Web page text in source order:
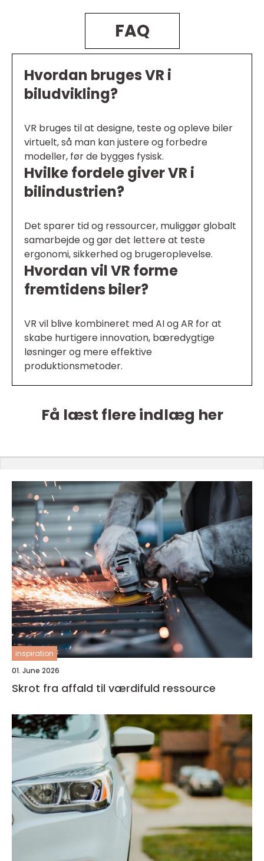
FAQ
Hvordan bruges VR i
biludvikling?
VR bruges til at designe, teste og opleve biler
virtuelt, så man kan justere og forbedre
modeller, før de bygges fysisk.
Hvilke fordele giver VR i
bilindustrien?
Det sparer tid og ressourcer, muliggør globalt
samarbejde og gør det lettere at teste
ergonomi, sikkerhed og brugeroplevelse.
Hvordan vil VR forme
fremtidens biler?
VR vil blive kombineret med AI og AR for at
skabe hurtigere innovation, bæredygtige
løsninger og mere effektive
produktionsmetoder.
Få læst flere indlæg her
inspiration
01. June 2026
Skrot fra affald til værdifuld ressource